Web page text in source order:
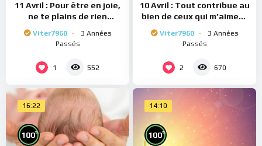
11 Avril : Pour être en joie,
ne te plains de rien
Viter7960
3 Années
Passés
1 552
10 Avril : Tout contribue au
bien de ceux qui m’aiment
Viter7960
3 Années
Passés
2 670
16:22
100%
14:10
100%